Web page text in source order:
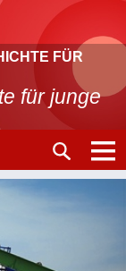
FÜR
für junge